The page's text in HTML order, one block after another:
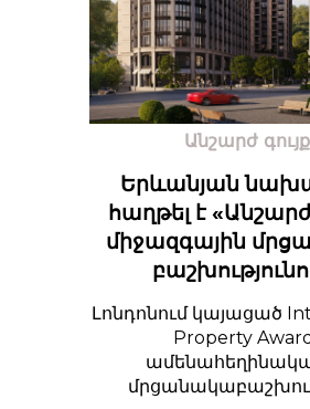
Անշարժ գույք
Երևանյան
հաղթել է «Անշարժ
միջազգային
Լոնդոնում կայացած
Property